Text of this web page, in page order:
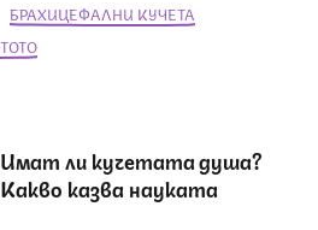
БРАХИЦЕФАЛНИ КУЧЕТА
Имат ли кучетата душа?
Какво казва науката